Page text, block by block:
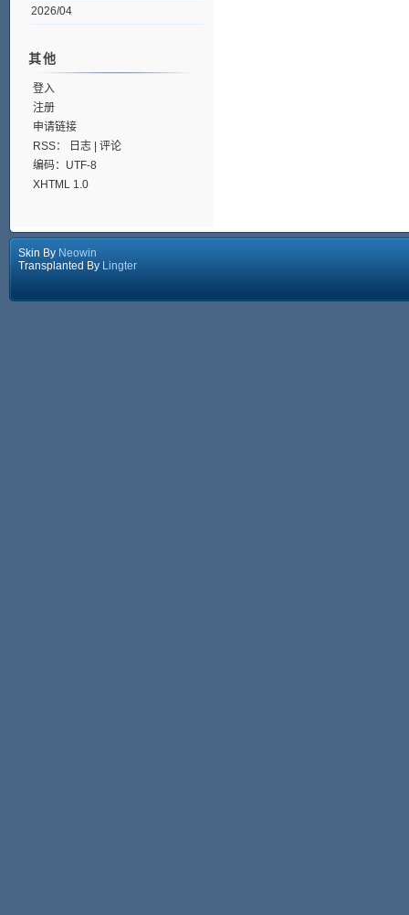
2026/04
其他
登入
注册
申请链接
RSS：
日志| 评论
编码：UTF-8
XHTML 1.0
Skin By Neowin
Transplanted By Lingter